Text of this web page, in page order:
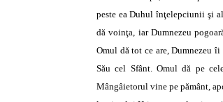
peste ea Duhul înţelepciunii şi
dă voinţa, iar Dumnezeu
Omul dă tot ce are, Dumnezeu
Său cel Sfânt. Omul dă pe
Mângâietorul vine pe pământ,